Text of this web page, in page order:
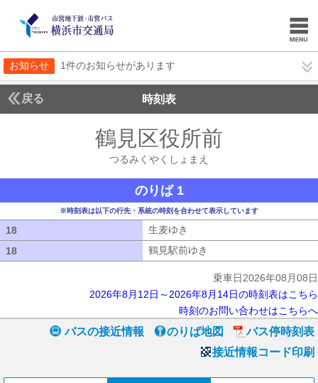
お知らせ 1件のお知らせがあります
戻る 時刻表
鶴見区役所前
つるみくやくしょまえ
のりば 1
※時刻表は以下の行先・系統の時刻を合わせて表示しています
18 生麦ゆき
18
鶴見駅前ゆき
乗車日2026年08月08日
2026年8月12日～2026年8月14日の時刻表はこちら
時刻のお問い合わせはこちらへ
バスの接近情報 のりば地図
バス停時刻表
接近情報コード印刷